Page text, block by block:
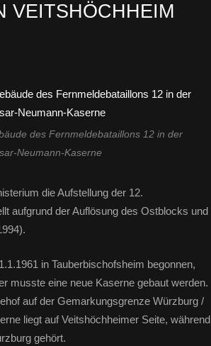
VEITSHÖCHHEIM
des Fernmeldebataillons 12 in der
Neumann-Kaserne
die Aufstellung der 12.
aufgrund der Auflösung des Ostblocks und
in Tauberbischofsheim begonnen,
musste eine neue Kaserne gebaut werden.
auf der Gemarkungsgrenze Würzburg /
liegt auf Veitshöchheimer Seite, während
gehört.